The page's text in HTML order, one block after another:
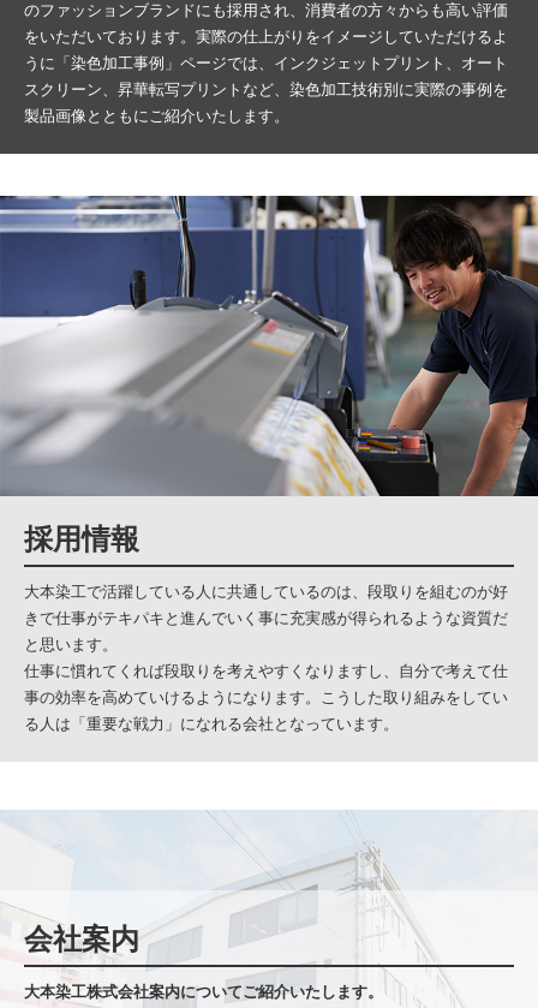
のファッションブランドにも採用され、消費者の方々からも高い評価
をいただいております。実際の仕上がりをイメージしていただけるよ
うに「染色加工事例」ページでは、インクジェットプリント、オート
スクリーン、昇華転写プリントなど、染色加工技術別に実際の事例を
製品画像とともにご紹介いたします。
採用情報
大本染工で活躍している人に共通しているのは、段取りを組むのが好
きで仕事がテキパキと進んでいく事に充実感が得られるような資質だ
と思います。
仕事に慣れてくれば段取りを考えやすくなりますし、自分で考えて仕
事の効率を高めていけるようになります。こうした取り組みをしてい
る人は「重要な戦力」になれる会社となっています。
会社案内
大本染工株式会社案内についてご紹介いたします。